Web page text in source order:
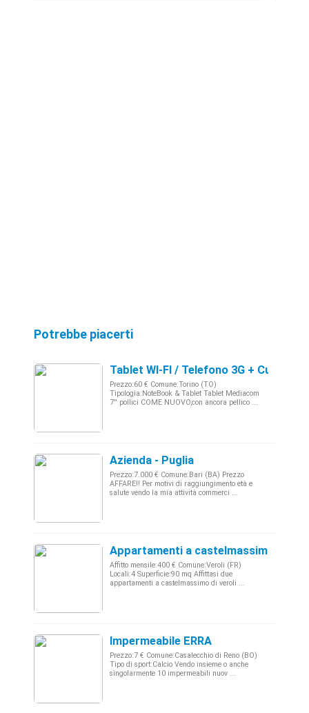
Potrebbe piacerti
Tablet WI-FI / Telefono 3G + Custodia
Prezzo:60 € Comune:Torino (TO)
Tipologia:NoteBook & Tablet Tablet Mediacom
7'' pollici COME NUOVO,con ancora pellico ...
Azienda - Puglia
Prezzo:7.000 € Comune:Bari (BA) Prezzo
AFFARE!! Per motivi di raggiungimento età e
salute vendo la mia attività commerci ...
Appartamenti a castelmassimo di
Affitto mensile:400 € Comune:Veroli (FR)
Locali:4 Superficie:90 mq Affittasi due
appartamenti a castelmassimo di veroli ...
Impermeabile ERRA
Prezzo:7 € Comune:Casalecchio di Reno (BO)
Tipo di sport:Calcio Vendo insieme o anche
singolarmente 10 impermeabili nuov ...